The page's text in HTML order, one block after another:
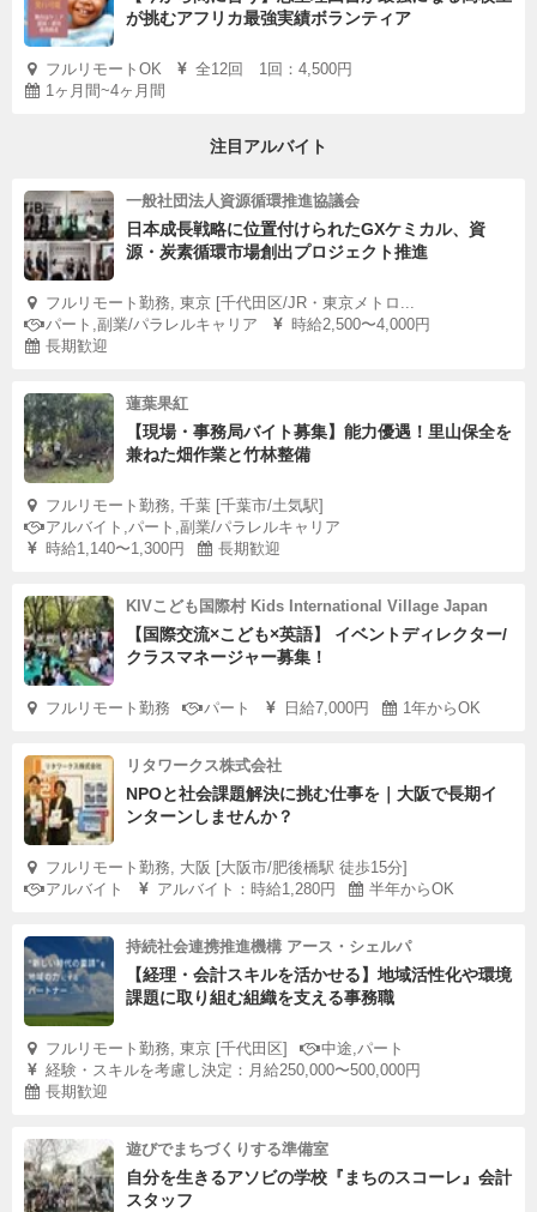
が挑むアフリカ最強実績ボランティア
フルリモートOK
全12回 1回：4,500円
1ヶ月間~4ヶ月間
注目アルバイト
一般社団法人資源循環推進協議会
日本成長戦略に位置付けられたGXケミカル、資
源・炭素循環市場創出プロジェクト推進
フルリモート勤務, 東京 [千代田区/JR・東京メトロ...
パート,副業/パラレルキャリア
時給2,500〜4,000円
長期歓迎
蓮葉果紅
【現場・事務局バイト募集】能力優遇！里山保全を
兼ねた畑作業と竹林整備
フルリモート勤務, 千葉 [千葉市/土気駅]
アルバイト,パート,副業/パラレルキャリア
時給1,140〜1,300円
長期歓迎
KIVこども国際村 Kids International Village Japan
【国際交流×こども×英語】 イベントディレクター/
クラスマネージャー募集！
フルリモート勤務 パート 日給7,000円 1年からOK
リタワークス株式会社
NPOと社会課題解決に挑む仕事を｜大阪で長期イ
ンターンしませんか？
フルリモート勤務, 大阪 [大阪市/肥後橋駅 徒歩15分]
アルバイト
アルバイト：時給1,280円 半年からOK
持続社会連携推進機構 アース・シェルパ
【経理・会計スキルを活かせる】地域活性化や環境
課題に取り組む組織を支える事務職
フルリモート勤務, 東京 [千代田区]
中途,パート
経験・スキルを考慮し決定：月給250,000〜500,000円
長期歓迎
遊びでまちづくりする準備室
自分を生きるアソビの学校『まちのスコーレ』会計
スタッフ